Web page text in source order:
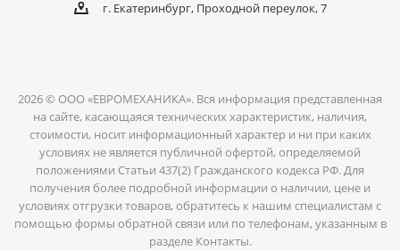
г. Екатеринбург, Проходной переулок, 7
2026 © ООО «ЕВРОМЕХАНИКА». Вся информация представленная
на сайте, касающаяся технических характеристик, наличия,
стоимости, носит информационный характер и ни при каких
условиях не является публичной офертой, определяемой
положениями Статьи 437(2) Гражданского кодекса РФ. Для
получения более подробной информации о наличии, цене и
условиях отгрузки товаров, обратитесь к нашим специалистам с
помощью формы обратной связи или по телефонам, указанным в
разделе Контакты.